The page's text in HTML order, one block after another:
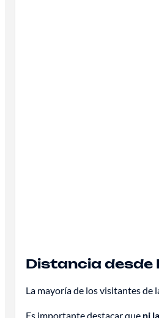
Distancia desde
La mayoría de los visitantes de
Es importante destacar que ni